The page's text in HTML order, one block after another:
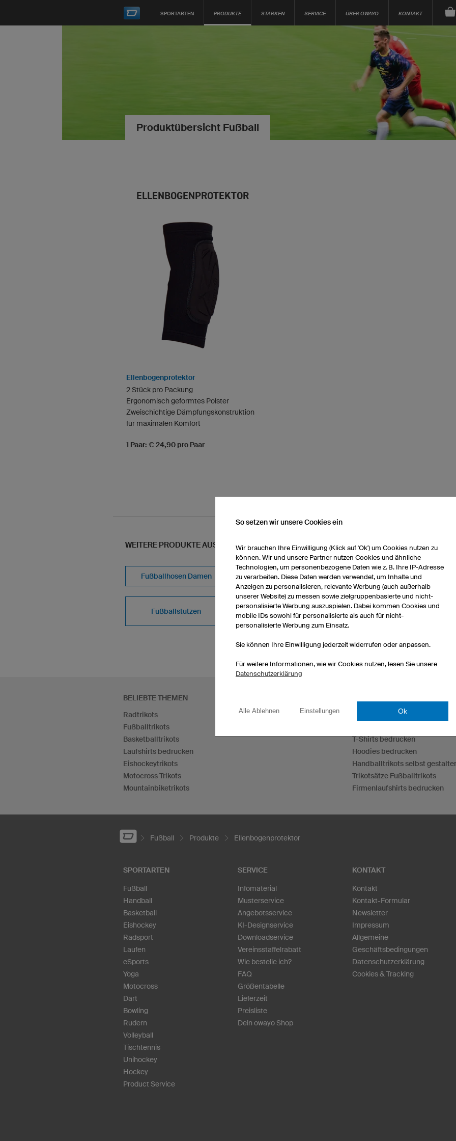
SPORTARTEN PRODUKTE STÄRKEN SERVICE ÜBER OWAYO KONTAKT
Produktübersicht Fußball
ELLENBOGENPROTEKTOR
Ellenbogenprotektor
2 Stück pro Packung
Ergonomisch geformtes Polster
Zweischichtige Dämpfungskonstruktion
für maximalen Komfort
1 Paar: € 24,90 pro Paar
WEITERE PRODUKTE AUS UNSEREM SORTIMENT
Fußballhosen Damen Fußballstutzen Fußballtrikots Damen
Fußballstutzen
Fußballtrikots selbst
gestalten
BELIEBTE THEMEN
Radtrikots
Fußballtrikots
Basketballtrikots
Laufshirts bedrucken
Eishockeytrikots
Motocross Trikots
Mountainbiketrikots
T-Shirts bedrucken
Hoodies bedrucken
Handballtrikots selbst
Trikotsätze Fußballtrikots
Firmenlaufshirts bedrucken
Fußball Produkte Ellenbogenprotektor
SPORTARTEN
Fußball
Handball
Basketball
Eishockey
Radsport
Laufen
eSports
Yoga
Motocross
Dart
Bowling
Rudern
Volleyball
Tischtennis
Unihockey
Hockey
Product Service
SERVICE
Infomaterial
Musterservice
Angebotsservice
KI-Designservice
Downloadservice
Vereinsstaffelrabatt
Wie bestelle ich?
FAQ
Größentabelle
Lieferzeit
Preisliste
Dein owayo Shop
KONTAKT
Kontakt
Kontakt-Formular
Newsletter
Impressum
Allgemeine
Geschäftsbedingungen
Datenschutzerklärung
Cookies & Tracking
So setzen wir unsere Cookies ein
Wir brauchen Ihre Einwilligung (Klick auf 'Ok') um Cookies nutzen zu
können. Wir und unsere Partner nutzen Cookies und ähnliche
Technologien, um personenbezogene Daten wie z. B. Ihre IP-Adresse
zu verarbeiten. Diese Daten werden verwendet, um Inhalte und
Anzeigen zu personalisieren, relevante Werbung (auch außerhalb
unserer Website) zu messen sowie zielgruppenbasierte und nicht-
personalisierte Werbung auszuspielen. Dabei kommen Cookies und
mobile IDs sowohl für personalisierte als auch für nicht-
personalisierte Werbung zum Einsatz.
Sie können Ihre Einwilligung jederzeit widerrufen oder anpassen.
Für weitere Informationen, wie wir Cookies nutzen, lesen Sie unsere
Datenschutzerklärung
Alle Ablehnen Einstellungen Ok